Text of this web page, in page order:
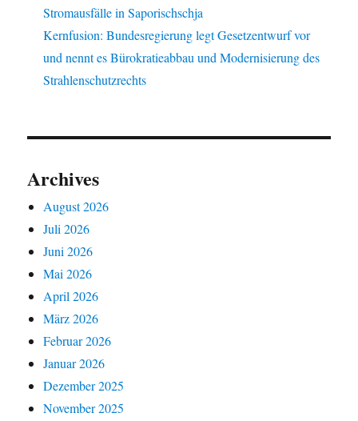
Stromausfälle in Saporischschja
Kernfusion: Bundesregierung legt Gesetzentwurf vor
und nennt es Bürokratieabbau und Modernisierung des
Strahlenschutzrechts
Archives
August 2026
Juli 2026
Juni 2026
Mai 2026
April 2026
März 2026
Februar 2026
Januar 2026
Dezember 2025
November 2025